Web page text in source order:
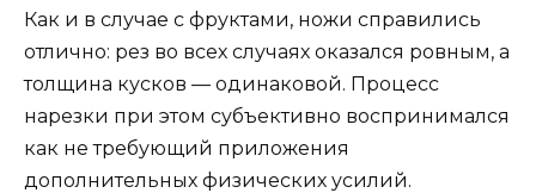
Как и в случае с фруктами, ножи справились
отлично: рез во всех случаях оказался ровным, а
толщина кусков — одинаковой. Процесс
нарезки при этом субъективно воспринимался
как не требующий приложения
дополнительных физических усилий.